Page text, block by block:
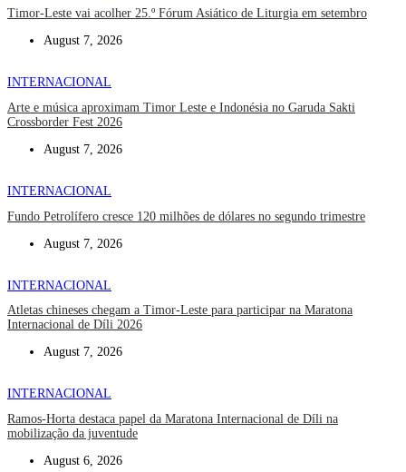
Timor-Leste vai acolher 25.º Fórum Asiático de Liturgia em setembro
August 7, 2026
INTERNACIONAL
Arte e música aproximam Timor Leste e Indonésia no Garuda Sakti
Crossborder Fest 2026
August 7, 2026
INTERNACIONAL
Fundo Petrolífero cresce 120 milhões de dólares no segundo trimestre
August 7, 2026
INTERNACIONAL
Atletas chineses chegam a Timor-Leste para participar na Maratona
Internacional de Díli 2026
August 7, 2026
INTERNACIONAL
Ramos-Horta destaca papel da Maratona Internacional de Díli na
mobilização da juventude
August 6, 2026